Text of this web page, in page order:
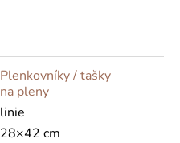
Plenkovníky / tašky
na pleny
linie
28×42 cm